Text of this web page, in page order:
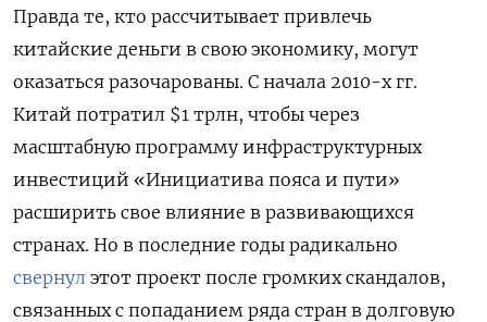
Правда те, кто рассчитывает привлечь
китайские деньги в свою экономику, могут
оказаться разочарованы. С начала 2010-х гг.
Китай потратил $1 трлн, чтобы через
масштабную программу инфраструктурных
инвестиций «Инициатива пояса и пути»
расширить свое влияние в развивающихся
странах. Но в последние годы радикально
свернул этот проект после громких скандалов,
связанных с попаданием ряда стран в долговую